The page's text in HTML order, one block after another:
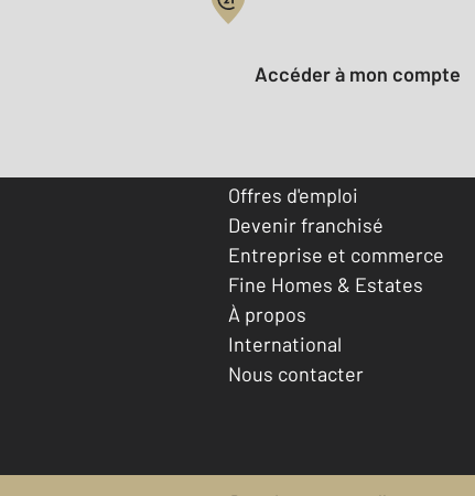
Votre compte :
Accéder à mon compte
Offres d'emploi
Devenir franchisé
Entreprise et commerce
Fine Homes & Estates
À propos
International
Nous contacter